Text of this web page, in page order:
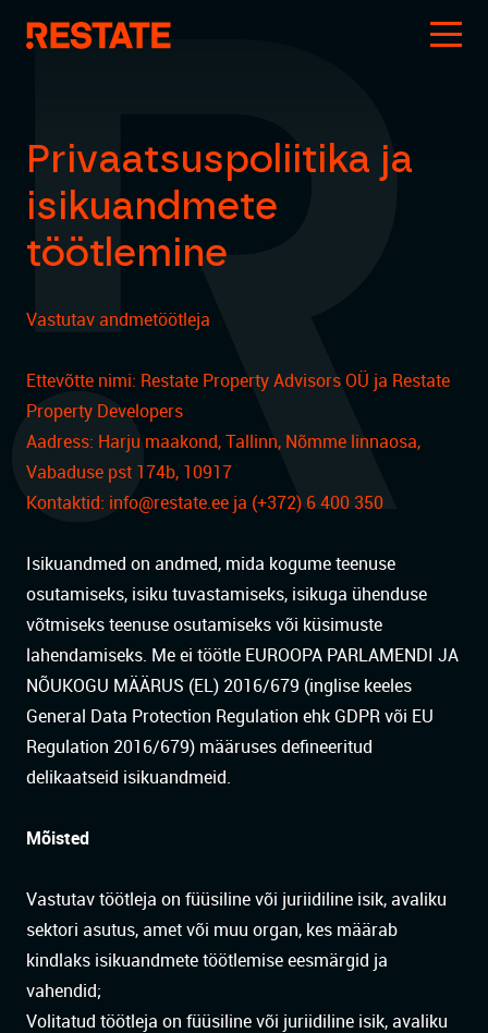
Privaatsuspoliitika ja
isikuandmete
töötlemine
Vastutav andmetöötleja
Ettevõtte nimi: Restate Property Advisors OÜ ja Restate
Property Developers
Aadress: Harju maakond, Tallinn, Nõmme linnaosa,
Vabaduse pst 174b, 10917
Kontaktid: info@restate.ee ja (+372) 6 400 350
Isikuandmed on andmed, mida kogume teenuse
osutamiseks, isiku tuvastamiseks, isikuga ühenduse
võtmiseks teenuse osutamiseks või küsimuste
lahendamiseks. Me ei töötle EUROOPA PARLAMENDI JA
NÕUKOGU MÄÄRUS (EL) 2016/679 (inglise keeles
General Data Protection Regulation ehk GDPR või EU
Regulation 2016/679) määruses defineeritud
delikaatseid isikuandmeid.
Mõisted
Vastutav töötleja on füüsiline või juriidiline isik, avaliku
sektori asutus, amet või muu organ, kes määrab
kindlaks isikuandmete töötlemise eesmärgid ja
vahendid;
Volitatud töötleja on füüsiline või juriidiline isik, avaliku